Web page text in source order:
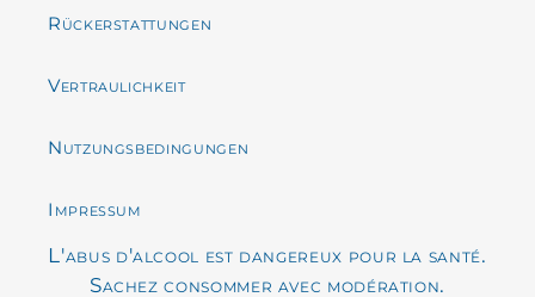
Rückerstattungen
Vertraulichkeit
Nutzungsbedingungen
Impressum
L'abus d'alcool est dangereux pour la santé.
Sachez consommer avec modération.